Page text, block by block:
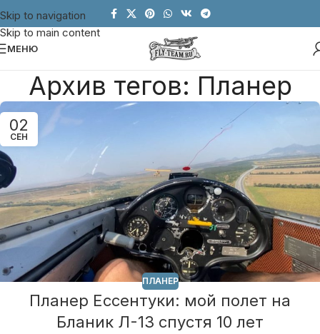
Skip to navigation
Skip to main content
МЕНЮ
Архив тегов: Планер
02
СЕН
ПЛАНЕР
Планер Ессентуки: мой полет на
Бланик Л-13 спустя 10 лет